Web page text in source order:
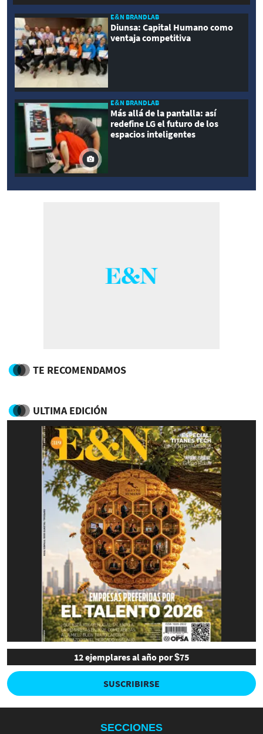
E&N BRANDLAB
Diunsa: Capital Humano como
ventaja competitiva
E&N BRANDLAB
Más allá de la pantalla: así
redefine LG el futuro de los
espacios inteligentes
TE RECOMENDAMOS
ULTIMA EDICIÓN
12 ejemplares al año por $75
SUSCRIBIRSE
SECCIONES